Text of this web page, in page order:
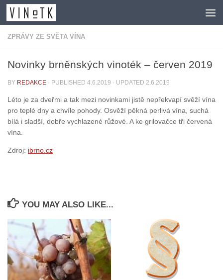
Skip to content
ZPRÁVY ZE SVĚTA VÍNA
Novinky brněnských vinoték – červen 2019
BY REDAKCE · PUBLISHED 4.6.2019 · UPDATED 2.6.2019
Léto je za dveřmi a tak mezi novinkami jistě nepřekvapí svěží vína
pro teplé dny a chvíle pohody. Osvěží pěkná perlivá vína, suchá
bílá i sladší, dobře vychlazené růžové. A ke grilovačce tři červená
vína.
Zdroj: ibrno.cz
YOU MAY ALSO LIKE...